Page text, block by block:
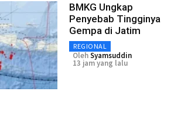
BMKG Ungkap
Penyebab Tingginya
Gempa di Jatim
REGIONAL
OlehSyamsuddin
13 jam yang lalu